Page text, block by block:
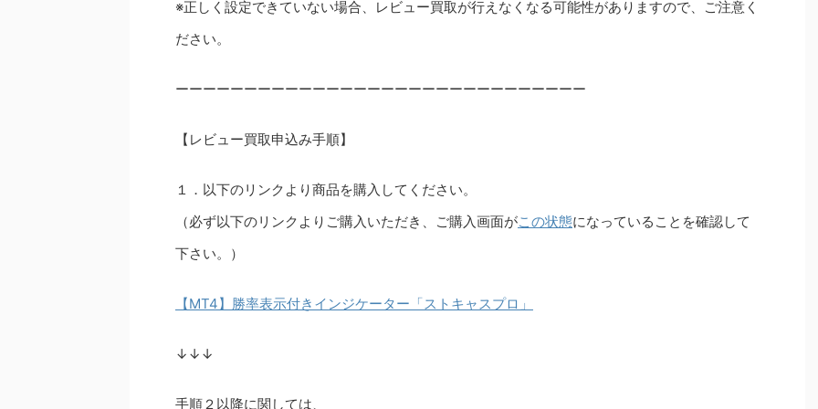
※正しく設定できていない場合、レビュー買取が行えなくなる可能性がありますので、ご注意く
ださい。
ーーーーーーーーーーーーーーーーーーーーーーーーーーーーーー
【レビュー買取申込み手順】
１．以下のリンクより商品を購入してください。
（必ず以下のリンクよりご購入いただき、ご購入画面がこの状態になっていることを確認して
下さい。）
【MT4】勝率表示付きインジケーター「ストキャスプロ」
↓↓↓
手順２以降に関しては、